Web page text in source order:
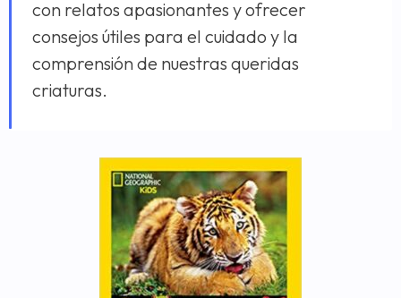
con relatos apasionantes y ofrecer
consejos útiles para el cuidado y la
comprensión de nuestras queridas
criaturas.